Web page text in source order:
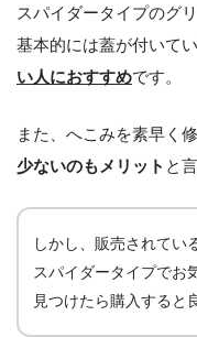
スパイダータイプのグ
基本的には蓋が付いてい
い人におすすめです。
また、へこみを素早く
少ないのもメリット と
しかし、販売されてい
スパイダータイプでお
見つけたら購入すると